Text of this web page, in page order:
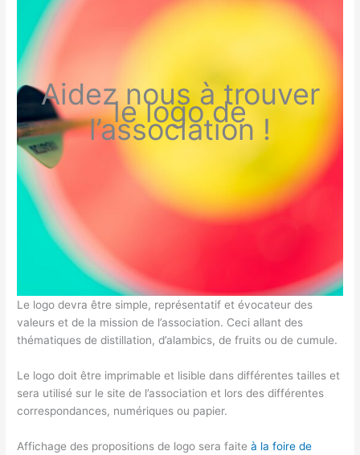
Aidez nous à trouver
le logo de
l’association !
Le logo devra être simple, représentatif et évocateur des
valeurs et de la mission de l’association. Ceci allant des
thématiques de distillation, d’alambics, de fruits ou de cumule.
Le logo doit être imprimable et lisible dans différentes tailles et
sera utilisé sur le site de l’association et lors des différentes
correspondances, numériques ou papier.
Affichage des propositions de logo sera faiteà la foire de